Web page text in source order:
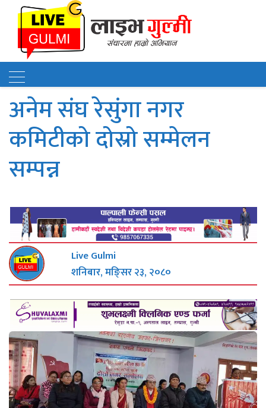
अनेम संघ रेसुंगा नगर
कमिटीको दोस्रो सम्मेलन
सम्पन्न
Live Gulmi
शनिबार, मङि्सर २३, २०८०